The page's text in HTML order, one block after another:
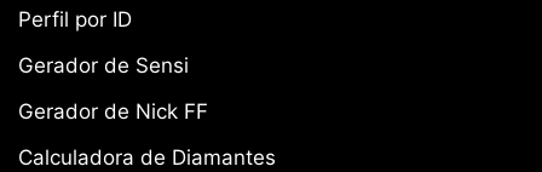
Perfil por ID
Gerador de Sensi
Gerador de Nick FF
Calculadora de Diamantes